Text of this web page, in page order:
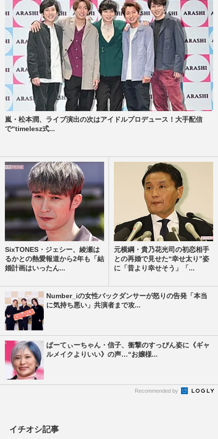
嵐・松本潤、ライブ演出の次はアイドルプロデュース！大手配信
で“timelesz式...
SixTONES・ジェシー、綾瀬は
るかとの熱愛報道から2年も「結
婚計画はいったん...
元横綱・貴乃花光司の初恋相手
との再婚で見せた“幸せ太り”姿
に「昔より幸せそう」「...
Number_iの女性バックダンサーが怒りの告発「本当
に気持ち悪い」共演者まで攻...
ぱーてぃーちゃん・信子、衝撃のすっぴん姿に《ギャ
ルメイクよりいい》の声…“お嬢様...
Recommended by
イチオシ記事